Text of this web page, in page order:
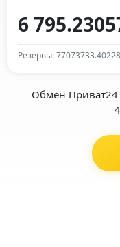
Резервы:
Обмен Приват24